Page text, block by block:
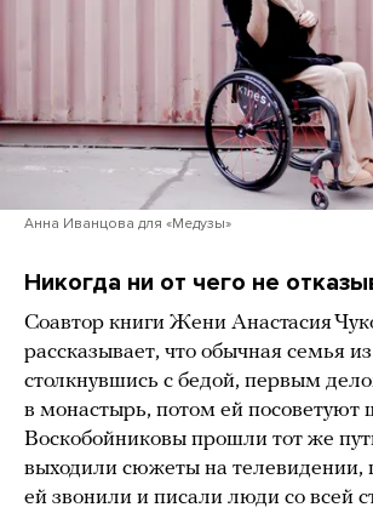
Анна Иванцова для «Медузы»
Никогда ни от чего не
Соавтор книги Жени Анастасия
рассказывает, что обычная семья
столкнувшись с бедой, первым
в монастырь, потом ей посоветуют
Воскобойниковы прошли тот же
выходили сюжеты на телевидении,
ей звонили и писали люди со всей